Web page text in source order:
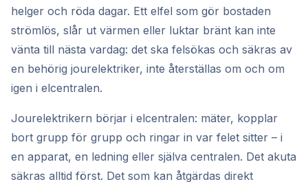
helger och röda dagar. Ett elfel som gör bostaden
strömlös, slår ut värmen eller luktar bränt kan inte
vänta till nästa vardag: det ska felsökas och säkras av
en behörig jourelektriker, inte återställas om och om
igen i elcentralen.
Jourelektrikern börjar i elcentralen: mäter, kopplar
bort grupp för grupp och ringar in var felet sitter – i
en apparat, en ledning eller själva centralen. Det akuta
säkras alltid först. Det som kan åtgärdas direkt